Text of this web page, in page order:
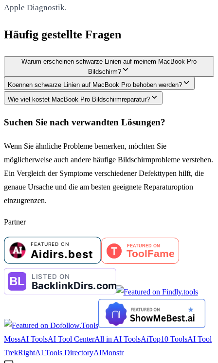
Apple Diagnostik.
Häufig gestellte Fragen
Warum erscheinen schwarze Linien auf meinem MacBook Pro
Bildschirm?
Koennen schwarze Linien auf MacBook Pro behoben werden?
Wie viel kostet MacBook Pro Bildschirmreparatur?
Suchen Sie nach verwandten Lösungen?
Wenn Sie ähnliche Probleme bemerken, möchten Sie
möglicherweise auch andere häufige Bildschirmprobleme verstehen.
Ein Vergleich der Symptome verschiedener Defekttypen hilft, die
genaue Ursache und die am besten geeignete Reparaturoption
einzugrenzen.
Partner
MossAI ToolsAI Tool CenterAll in AI ToolsAiTop10 ToolsAI Tool
TrekRightAI Tools DirectoryAIMonstr